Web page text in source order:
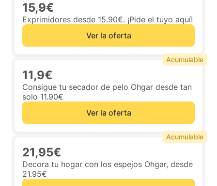
15,9€
Exprimidores desde 15.90€. ¡Pide el tuyo aquí!
Ver la oferta
11,9€
Consigue tu secador de pelo Ohgar desde tan
solo 11.90€
Ver la oferta
Acumulable
21,95€
Decora tu hogar con los espejos Ohgar, desde
21.95€
Acumulable